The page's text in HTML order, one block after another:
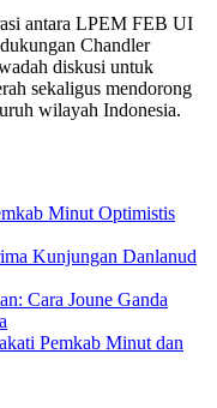
antara LPEM FEB UI
Chandler
diskusi untuk
sekaligus mendorong
wilayah Indonesia.
Minut Optimistis
Kunjungan Danlanud
Cara Joune Ganda
Pemkab Minut dan